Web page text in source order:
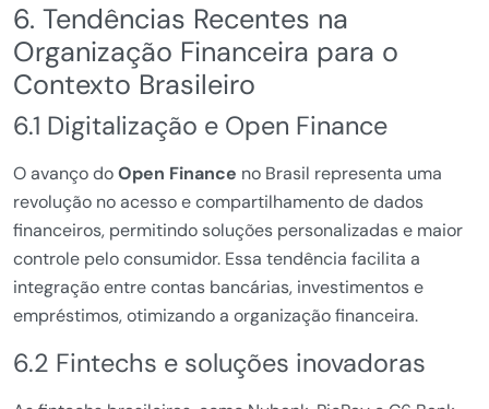
6. Tendências Recentes na
Organização Financeira para o
Contexto Brasileiro
6.1 Digitalização e Open Finance
O avanço doOpen Finance no Brasil representa uma
revolução no acesso e compartilhamento de dados
financeiros, permitindo soluções personalizadas e maior
controle pelo consumidor. Essa tendência facilita a
integração entre contas bancárias, investimentos e
empréstimos, otimizando a organização financeira.
6.2 Fintechs e soluções inovadoras